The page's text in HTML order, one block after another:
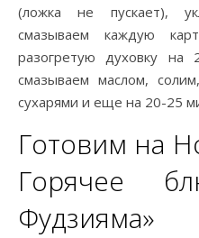
(ложка не пускает),
смазываем каждую
разогретую духовку
смазываем маслом,
сухарями и еще на 20-25
Готовим на
Горячее
Фудзияма»